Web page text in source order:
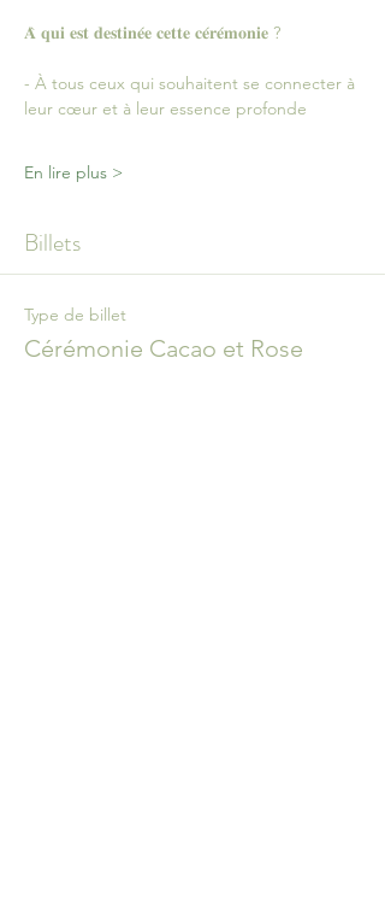
𝐀̀ 𝐪𝐮𝐢 𝐞𝐬𝐭 𝐝𝐞𝐬𝐭𝐢𝐧𝐞́𝐞 𝐜𝐞𝐭𝐭𝐞 𝐜𝐞́𝐫𝐞́𝐦𝐨𝐧𝐢𝐞 ?
- À tous ceux qui souhaitent se connecter à
leur cœur et à leur essence profonde
En lire plus >
Billets
Type de billet
Cérémonie Cacao et Rose